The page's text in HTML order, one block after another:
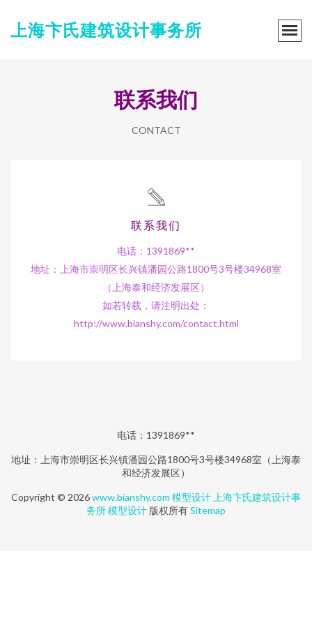
上海卞氏建筑设计事务所
联系我们
CONTACT
联系我们
电话：1391869**
地址：上海市崇明区长兴镇潘园公路1800号3号楼34968室
（上海泰和经济发展区）
如若转载，请注明出处：
http://www.bianshy.com/contact.html
电话：1391869**
地址：上海市崇明区长兴镇潘园公路1800号3号楼34968室（上海泰
和经济发展区）
Copyright © 2026www.bianshy.com 模型设计 上海卞氏建筑设计事
务所模型设计 版权所有Sitemap